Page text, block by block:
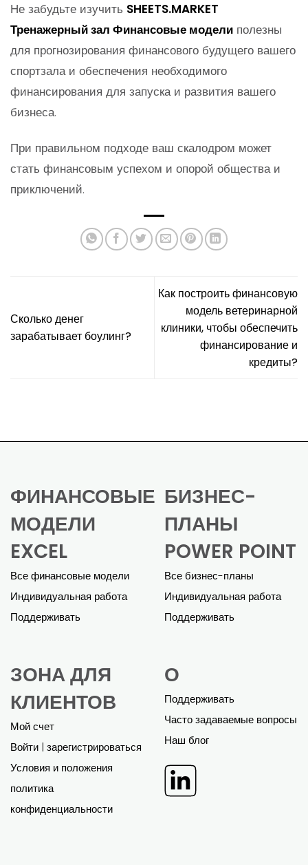
Не забудьте изучить SHEETS.MARKET
Тренажерный зал Финансовые модели полезны
для прогнозирования финансового будущего вашего
спортзала и обеспечения необходимого
финансирования для запуска и развития вашего
бизнеса.
При правильном подходе ваш скалодром может
стать финансовым успехом и опорой общества и
приключений.
Сколько денег
зарабатывает боулинг?
Как построить финансовую
модель ветеринарной
клиники, чтобы обеспечить
финансирование и
кредиты?
ФИНАНСОВЫЕ
МОДЕЛИ
EXCEL
Все финансовые модели
Индивидуальная работа
Поддерживать
БИЗНЕС-
ПЛАНЫ
POWER POINT
Все бизнес-планы
Индивидуальная работа
Поддерживать
ЗОНА ДЛЯ
КЛИЕНТОВ
Мой счет
Войти | зарегистрироваться
Условия и положения
политика
конфиденциальности
О
Поддерживать
Часто задаваемые вопросы
Наш блог